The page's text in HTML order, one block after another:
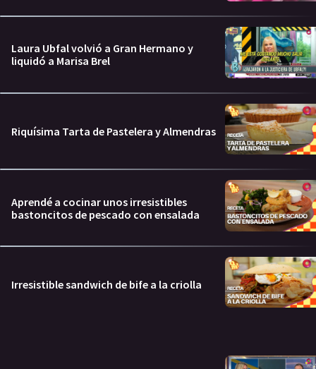
Laura Ubfal volvió a Gran Hermano y
liquidó a Marisa Brel
Riquísima Tarta de Pastelera y Almendras
Aprendé a cocinar unos irresistibles
bastoncitos de pescado con ensalada
Irresistible sandwich de bife a la criolla